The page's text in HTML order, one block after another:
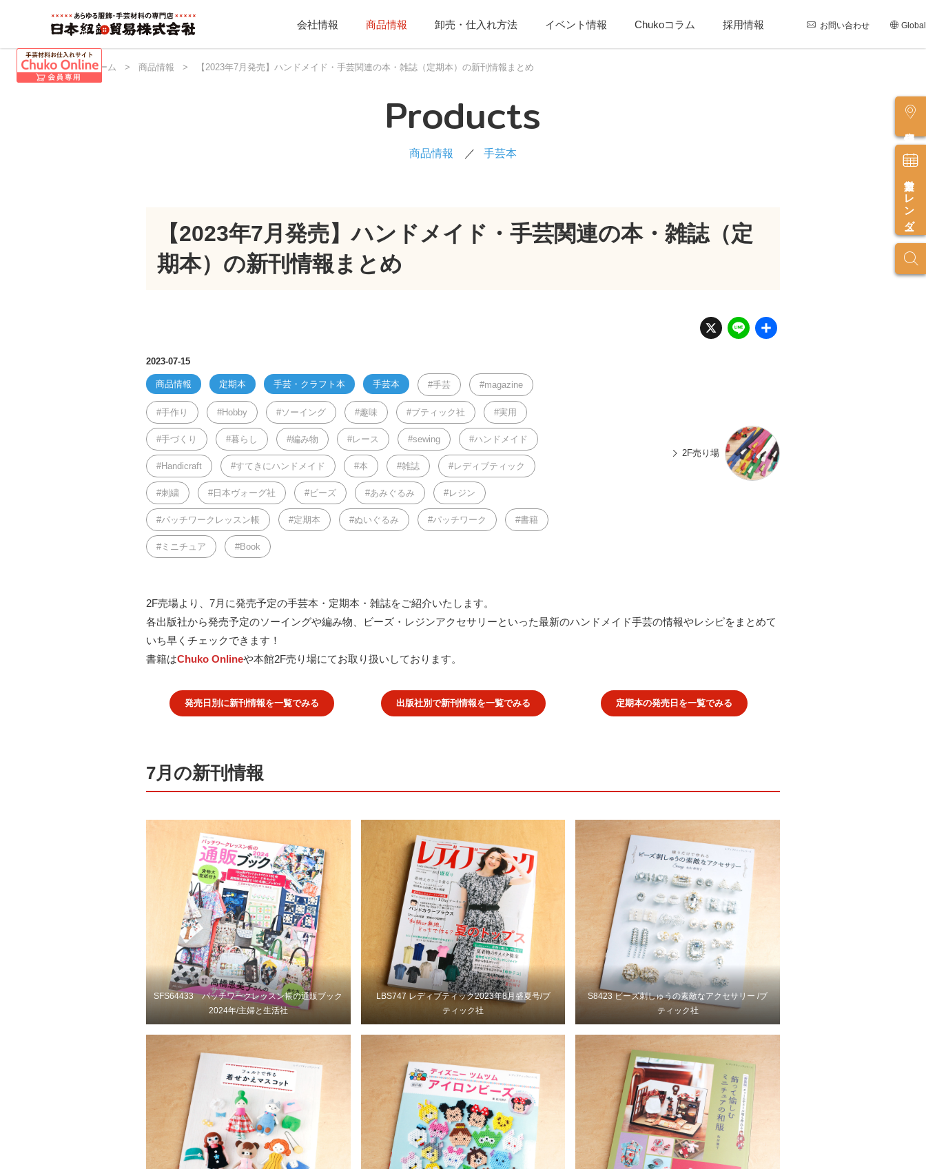
会社情報 商品情報 卸売・仕入れ方法 イベント情報 Chukoコラム 採用情報 お問い合わせ Global
営業カレンダー
日本紐釦 ホーム > 商品情報 > 【2023年7月発売】ハンドメイド・手芸関連の本・雑誌（定期本）の新刊情報まとめ
Products
商品情報 手芸本
【2023年7月発売】ハンドメイド・手芸関連の本・雑誌（定
期本）の新刊情報まとめ
X Li
n
2023-07-15
商品情報 定期本 手芸・クラフト本 手芸本 手芸 magazine
手作り Hobby ソーイング 趣味 ブティック社 実用
手づくり 暮らし 編み物 レース sewing ハンドメイド
Handicraft すてきにハンドメイド 本 雑誌 レディブティック
刺繍 日本ヴォーグ社 ビーズ あみぐるみ レジン
パッチワークレッスン帳 定期本 ぬいぐるみ パッチワーク 書籍
ミニチュア Book
2F売り場
2F売場より、7月に発売予定の手芸本・定期本・雑誌をご紹介いたします。
各出版社から発売予定のソーイングや編み物、ビーズ・レジンアクセサリーといった最新のハンドメイド手芸の情報やレシピをまとめて
いち早くチェックできます！
書籍はChuko Onlineや本館2F売り場にてお取り扱いしております。
発売日別に新刊情報を一覧でみる 出版社別で新刊情報を一覧でみる 定期本の発売日を一覧でみる
7月の新刊情報
SFS64433 パッチワークレッスン帳の通販ブック
2024年/主婦と生活社
LBS747 レディブティック2023年8月盛夏号/ブ
ティック社
S8423 ビーズ刺しゅうの素敵なアクセサリー /ブ
ティック社